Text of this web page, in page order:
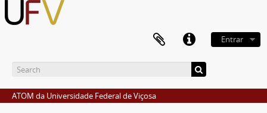
Entrar
ATOM da Universidade Federal de Viçosa